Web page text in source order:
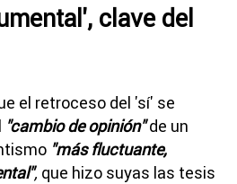
clave del
el retroceso del 'sí' se
"cambio de opinión"de un
"más fluctuante,
, que hizo suyas las tesis